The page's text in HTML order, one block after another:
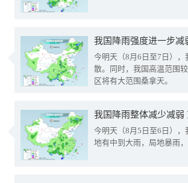
今明天（8月6日至7日）
散。同时，我国高温范围
区将有大范围桑拿天。
我国降雨整体减少减弱
今明天（8月5日至6日）
地有中到大雨，局地暴雨